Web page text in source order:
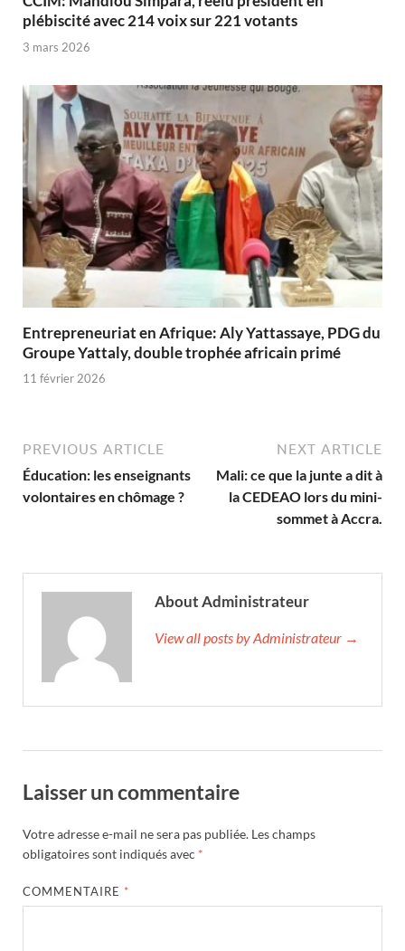
plébiscité avec 214 voix sur 221 votants
3 mars 2026
Entrepreneuriat en Afrique: Aly Yattassaye, PDG du
Groupe Yattaly, double trophée africain primé
11 février 2026
PREVIOUS ARTICLE
Éducation: les enseignants
volontaires en chômage ?
NEXT ARTICLE
Mali: ce que la junte a dit à
la CEDEAO lors du mini-
sommet à Accra.
About Administrateur
View all posts by Administrateur →
Laisser un commentaire
Votre adresse e-mail ne sera pas publiée. Les champs
obligatoires sont indiqués avec *
COMMENTAIRE *